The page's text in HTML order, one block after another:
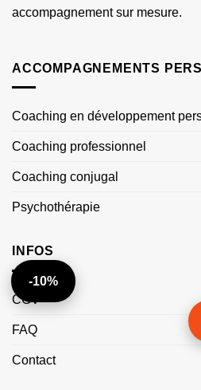
accompagnement sur mesure.
ACCOMPAGNEMENTS
Coaching en développement
Coaching professionnel
Coaching conjugal
Psychothérapie
INFOS
CGV
FAQ
Contact
-10%